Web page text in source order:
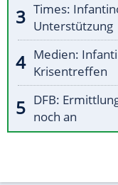
Times:
Unterstützung
Medien:
Krisentreffen
DFB:
noch an